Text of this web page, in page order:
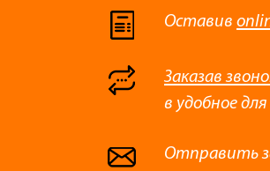
Оставив
Заказав
в удобное
Отправить